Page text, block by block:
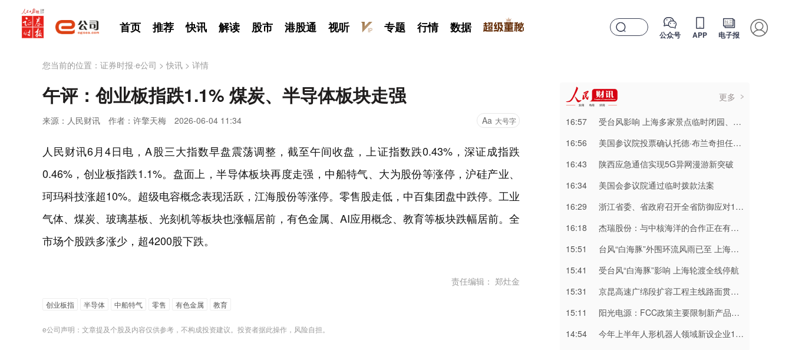
首页 推荐 快讯 解读 股市 港股通 视听 专题 行情 数据 公众号 APP 电子报
您当前的位置： 证券时报·e公司 >快讯 > 详情
午评：创业板指跌1.1% 煤炭、半导体板块走强
来源：人民财讯 作者：许擎天梅 2026-06-04 11:34 Aa 大号字
人民财讯6月4日电，A股三大指数早盘震荡调整，截至午间收盘，上证指数跌0.43%，深证成指跌
0.46%，创业板指跌1.1%。盘面上，半导体板块再度走强，中船特气、大为股份等涨停，沪硅产业、
珂玛科技涨超10%。超级电容概念表现活跃，江海股份等涨停。零售股走低，中百集团盘中跌停。工业
气体、煤炭、玻璃基板、光刻机等板块也涨幅居前，有色金属、AI应用概念、教育等板块跌幅居前。全
市场个股跌多涨少，超4200股下跌。
责任编辑： 郑灶金
创业板指 半导体 中船特气 零售 有色金属 教育
e公司声明：文章提及个股及内容仅供参考，不构成投资建议。投资者据此操作，风险自担。
更多
16:57
受台风影响 上海多家景点临时闭园、调整运营时间
16:56
美国参议院投票确认托德·布兰奇担任司法部长
16:43
陕西应急通信实现5G异网漫游新突破
16:34
美国会参议院通过临时拨款法案
16:29
浙江省委、省政府召开全省防御应对13号台风“白海豚”工作视频调度会
16:18
杰瑞股份：与中核海洋的合作正在有序推进中
15:51
台风“白海豚”外围环流风雨已至 上海浙江局地将有特大暴雨
15:41
受台风“白海豚”影响 上海轮渡全线停航
15:31
京昆高速广绵段扩容工程主线路面贯通过半
15:11
阳光电源：FCC政策主要限制新产品认证 公司目前在美销售的光伏逆变器、储能系统不受影响
14:54
今年上半年人形机器人领域新设企业11.6万户